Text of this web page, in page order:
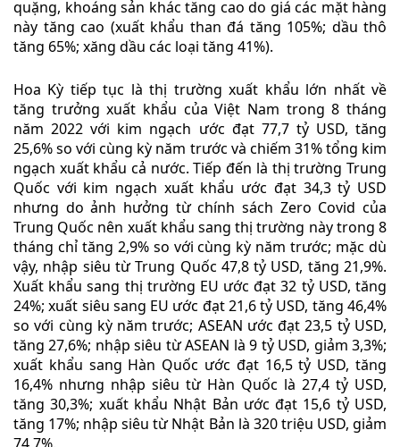
quặng, khoáng sản khác tăng cao do giá các mặt hàng
này tăng cao (xuất khẩu than đá tăng 105%; dầu thô
tăng 65%; xăng dầu các loại tăng 41%).
Hoa Kỳ tiếp tục là thị trường xuất khẩu lớn nhất về
tăng trưởng xuất khẩu của Việt Nam trong 8 tháng
năm 2022 với kim ngạch ước đạt 77,7 tỷ USD, tăng
25,6% so với cùng kỳ năm trước và chiếm 31% tổng kim
ngạch xuất khẩu cả nước. Tiếp đến là thị trường Trung
Quốc với kim ngạch xuất khẩu ước đạt 34,3 tỷ USD
nhưng do ảnh hưởng từ chính sách Zero Covid của
Trung Quốc nên xuất khẩu sang thị trường này trong 8
tháng chỉ tăng 2,9% so với cùng kỳ năm trước; mặc dù
vậy, nhập siêu từ Trung Quốc 47,8 tỷ USD, tăng 21,9%.
Xuất khẩu sang thị trường EU ước đạt 32 tỷ USD, tăng
24%; xuất siêu sang EU ước đạt 21,6 tỷ USD, tăng 46,4%
so với cùng kỳ năm trước; ASEAN ước đạt 23,5 tỷ USD,
tăng 27,6%; nhập siêu từ ASEAN là 9 tỷ USD, giảm 3,3%;
xuất khẩu sang Hàn Quốc ước đạt 16,5 tỷ USD, tăng
16,4% nhưng nhập siêu từ Hàn Quốc là 27,4 tỷ USD,
tăng 30,3%; xuất khẩu Nhật Bản ước đạt 15,6 tỷ USD,
tăng 17%; nhập siêu từ Nhật Bản là 320 triệu USD, giảm